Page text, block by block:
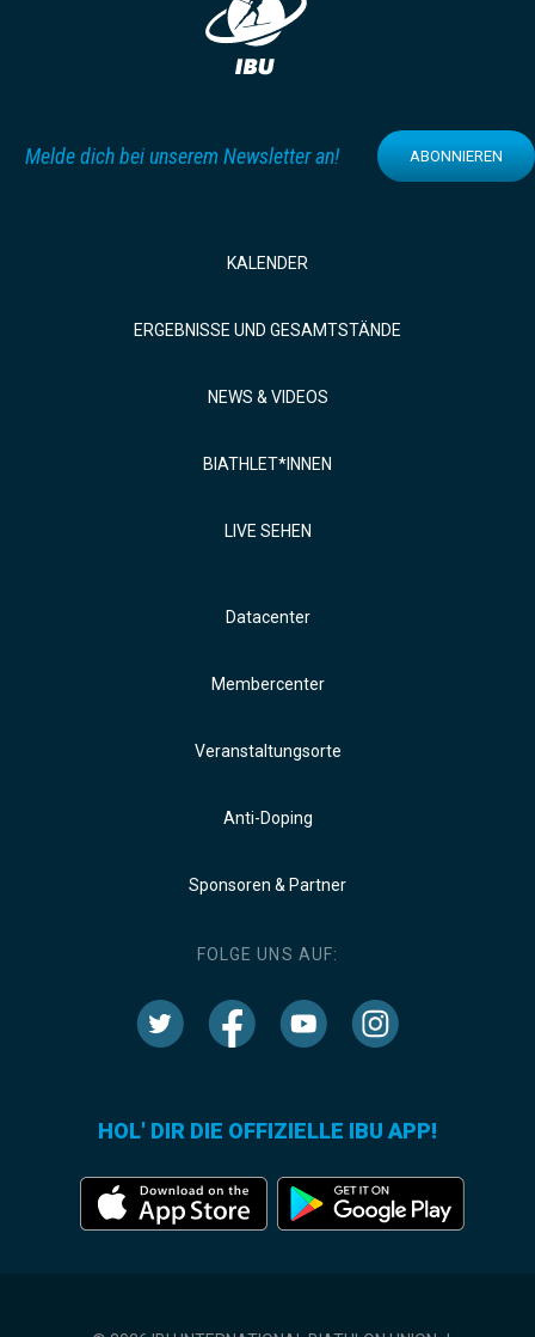
Melde dich bei unserem Newsletter an! ABONNIEREN
KALENDER
ERGEBNISSE UND GESAMTSTÄNDE
NEWS & VIDEOS
BIATHLET*INNEN
LIVE SEHEN
Datacenter
Membercenter
Veranstaltungsorte
Anti-Doping
Sponsoren & Partner
FOLGE UNS AUF:
HOL' DIR DIE OFFIZIELLE IBU APP!